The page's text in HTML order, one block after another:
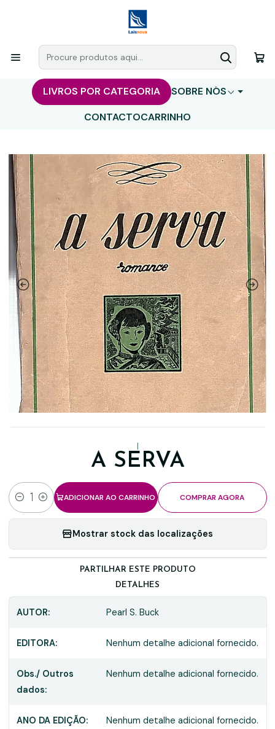
LIVROS POR CATEGORIA
SOBRE NÓS
CONTACTOCARRINHO
|
A SERVA
Quantidade
ADICIONAR AO CARRINHO COMPRAR AGORA
Mostrar stock das localizações
PARTILHAR ESTE PRODUTO
DETALHES
AUTOR: Pearl S. Buck
EDITORA: Nenhum detalhe adicional fornecido.
Obs./ Outros
dados:
Nenhum detalhe adicional fornecido.
ANO DA EDIÇÃO: Nenhum detalhe adicional fornecido.